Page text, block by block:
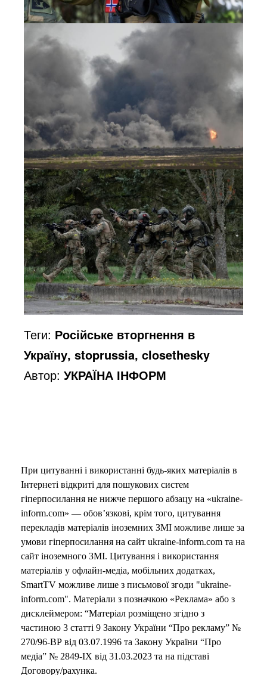
Теги: Російське вторгнення в
Україну, stoprussia, closethesky
Автор:УКРАЇНА ІНФОРМ
При цитуванні і використанні будь-яких матеріалів в
Інтернеті відкриті для пошукових систем
гіперпосилання не нижче першого абзацу на «ukraine-
inform.com» — обов’язкові, крім того, цитування
перекладів матеріалів іноземних ЗМІ можливе лише за
умови гіперпосилання на сайт ukraine-inform.com та на
сайт іноземного ЗМІ. Цитування і використання
матеріалів у офлайн-медіа, мобільних додатках,
SmartTV можливе лише з письмової згоди "ukraine-
inform.com". Матеріали з позначкою «Реклама» або з
дисклеймером: “Матеріал розміщено згідно з
частиною 3 статті 9 Закону України “Про рекламу” №
270/96-ВР від 03.07.1996 та Закону України “Про
медіа” № 2849-IX від 31.03.2023 та на підставі
Договору/рахунка.